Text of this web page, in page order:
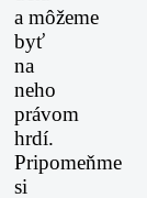
a môžeme
byť
na
neho
právom
hrdí.
Pripomeňme
si